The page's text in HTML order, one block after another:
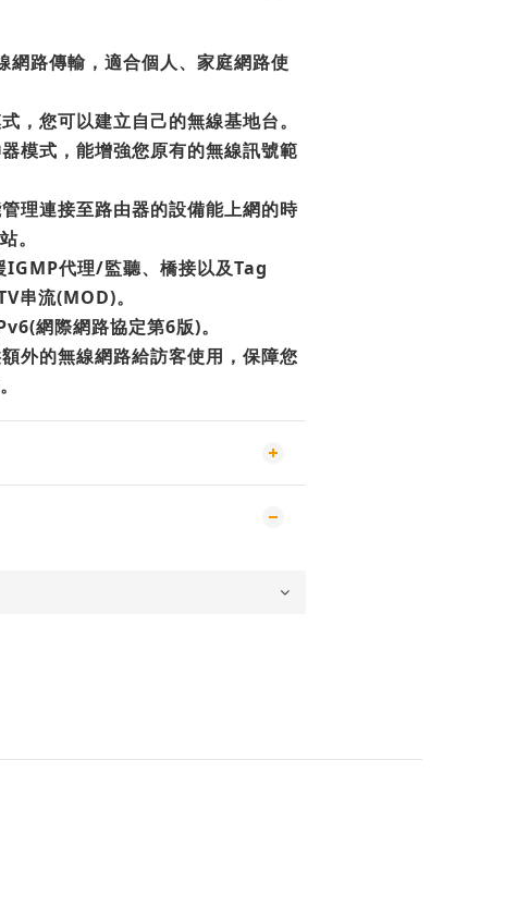
路傳輸，適合個人、家庭網路使
，您可以建立自己的無線基地台。
模式，能增強您原有的無線訊號範
理連接至路由器的設備能上網的時
。
IGMP代理/監聽、橋接以及Tag
串流(MOD)。
網際網路協定第6版)。
外的無線網路給訪客使用，保障您